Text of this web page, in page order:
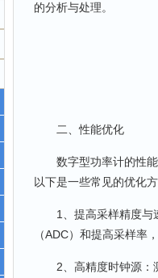
的分析与处理。
二、性能优化
数字型功率计的性能
以下是一些常见的优化
1、提高采样精度与速
（ADC）和提高采样率
2、高精度时钟源：测